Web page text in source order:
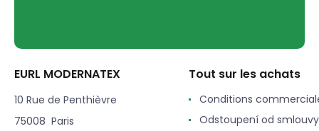
EURL MODERNATEX
10 Rue de Penthièvre
75008 Paris
Tout sur les achats
Conditions
Odstoupení od smlouvy